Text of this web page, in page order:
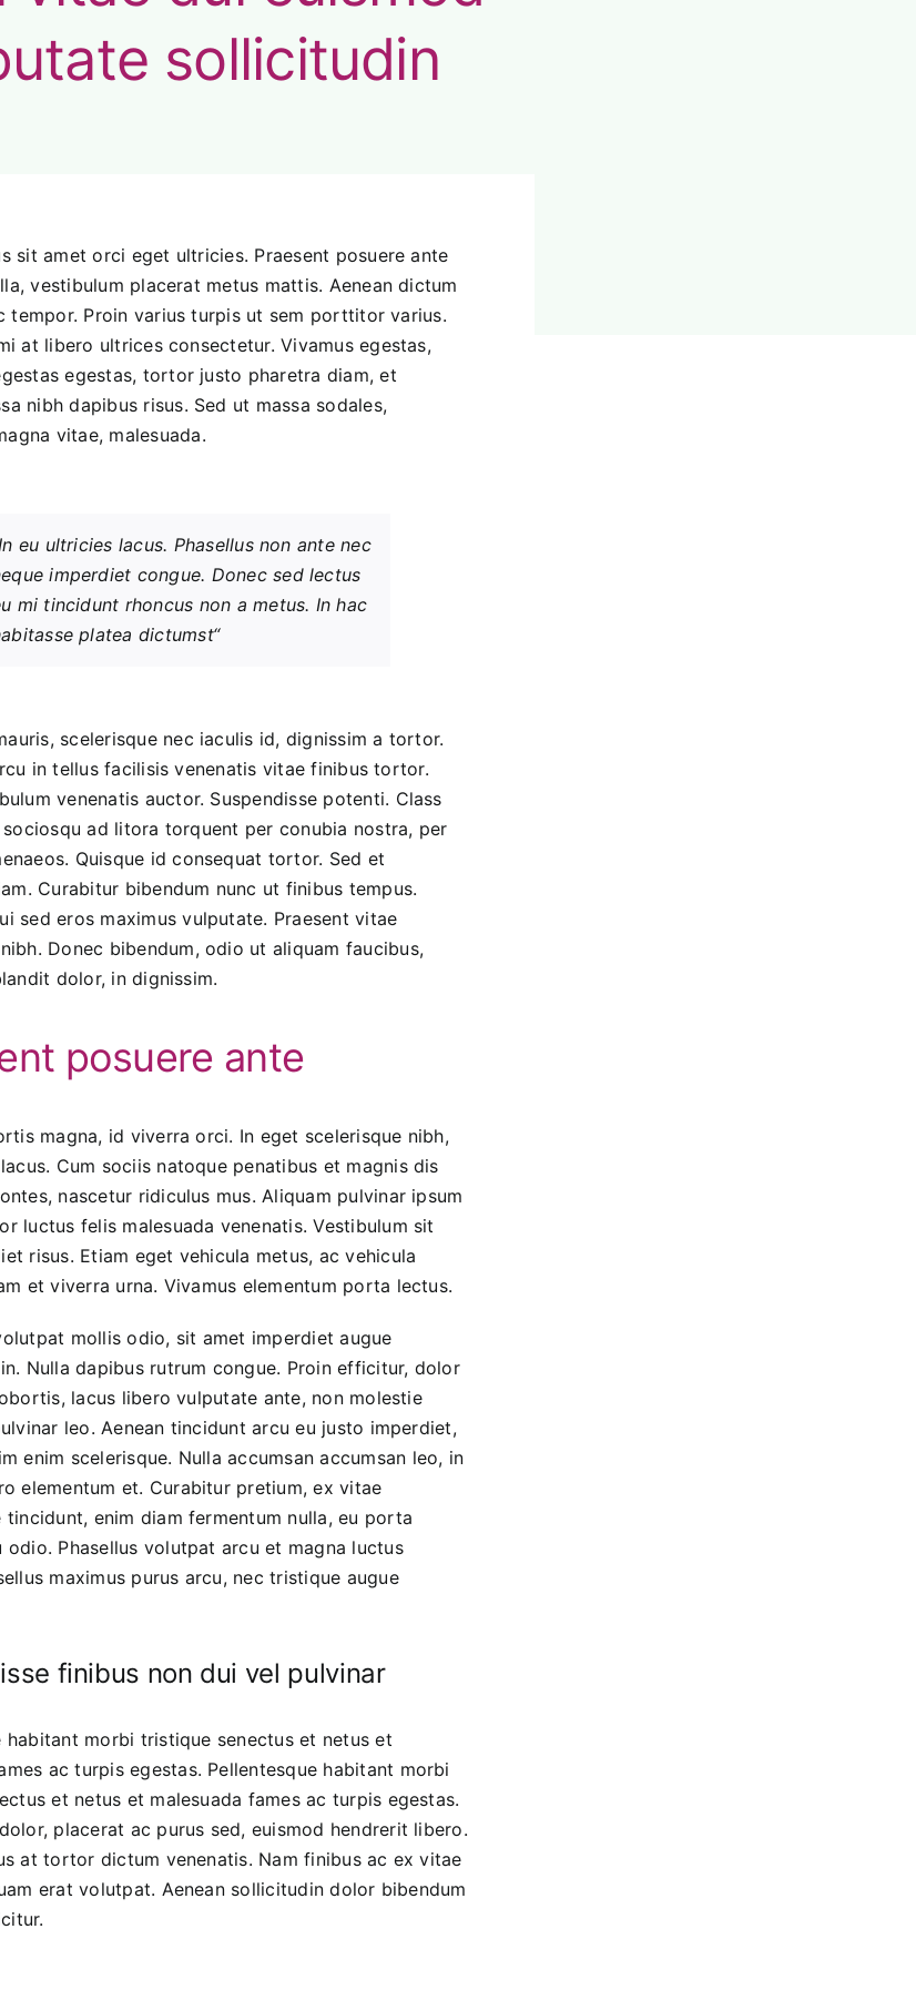
sollicitudin
sit amet orci eget ultricies. Praesent posuere ante
vestibulum placerat metus mattis. Aenean dictum
tempor. Proin varius turpis ut sem porttitor varius.
at libero ultrices consectetur. Vivamus egestas,
egestas, tortor justo pharetra diam, et
nibh dapibus risus. Sed ut massa sodales,
vitae, malesuada.
eu ultricies lacus. Phasellus non ante nec
imperdiet congue. Donec sed lectus
mi tincidunt rhoncus non a metus. In hac
platea dictumst“
scelerisque nec iaculis id, dignissim a tortor.
in tellus facilisis venenatis vitae finibus tortor.
venenatis auctor. Suspendisse potenti. Class
ad litora torquent per conubia nostra, per
Quisque id consequat tortor. Sed et
Curabitur bibendum nunc ut finibus tempus.
sed eros maximus vulputate. Praesent vitae
Donec bibendum, odio ut aliquam faucibus,
dolor, in dignissim.
posuere ante
magna, id viverra orci. In eget scelerisque nibh,
Cum sociis natoque penatibus et magnis dis
nascetur ridiculus mus. Aliquam pulvinar ipsum
luctus felis malesuada venenatis. Vestibulum sit
risus. Etiam eget vehicula metus, ac vehicula
et viverra urna. Vivamus elementum porta lectus.
mollis odio, sit amet imperdiet augue
Nulla dapibus rutrum congue. Proin efficitur, dolor
lacus libero vulputate ante, non molestie
leo. Aenean tincidunt arcu eu justo imperdiet,
enim scelerisque. Nulla accumsan accumsan leo, in
elementum et. Curabitur pretium, ex vitae
tincidunt, enim diam fermentum nulla, eu porta
odio. Phasellus volutpat arcu et magna luctus
maximus purus arcu, nec tristique augue
finibus non dui vel pulvinar
habitant morbi tristique senectus et netus et
ac turpis egestas. Pellentesque habitant morbi
et netus et malesuada fames ac turpis egestas.
placerat ac purus sed, euismod hendrerit libero.
at tortor dictum venenatis. Nam finibus ac ex vitae
erat volutpat. Aenean sollicitudin dolor bibendum